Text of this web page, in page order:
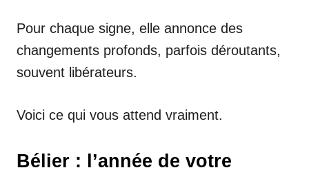
Pour chaque signe, elle annonce des
changements profonds, parfois déroutants,
souvent libérateurs.
Voici ce qui vous attend vraiment.
Bélier : l’année de votre